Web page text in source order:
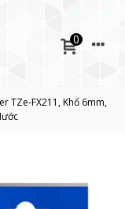
0
TZe-FX211, Khổ 6mm,